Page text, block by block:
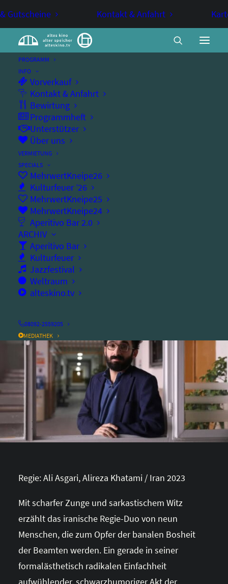
Gutscheine Kontakt & Anfahrt
PROGRAMM
INFO
Vorverkauf
Kontakt & Anfahrt
Bewirtung
Programmheft
Unterstützer
Über uns
VERMIETUNG
SPECIALS
MehrwertKneipe26
Kulturfeuer ’26
MehrwertKneipe25
MehrwertKneipe24
Aperitivo Bar 2.0
ARCHIV
Aperitivo Bar
Kulturfeuer
Jazzfestival
Weltraum
alteskino.tv
08092-2559205
MEDIATHEK
Irdische Verse
MITTWOCHSKINO
Satire über den Terror der Bürokratie
Regie: Ali Asgari, Alireza Khatami / Iran 2023
Mit scharfer Zunge und sarkastischem Witz
erzählt das iranische Regie-Duo von neun
Menschen, die zum Opfer der banalen Bosheit
der Beamten werden. Ein gerade in seiner
formalästhetisch radikalen Einfachheit
Mittwoch, 27.11.2024
Ort:
Dauer: